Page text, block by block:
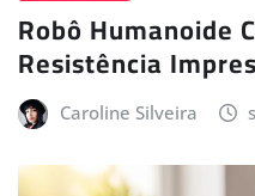
Robô Humanoide
Resistência
Caroline Silveira